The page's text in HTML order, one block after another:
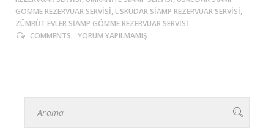
GÖMME REZERVUAR SERVISI, ÜSKÜDAR SIAMP REZERVUAR SERVISI,
ZÜMRÜT EVLER SIAMP GÖMME REZERVUAR SERVISI
COMMENTS: YORUM YAPILMAMIŞ